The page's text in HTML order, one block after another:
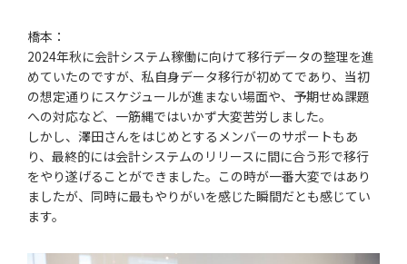
橋本：
2024年秋に会計システム稼働に向けて移行データの整理を進
めていたのですが、私自身データ移行が初めてであり、当初
の想定通りにスケジュールが進まない場面や、予期せぬ課題
への対応など、一筋縄ではいかず大変苦労しました。
しかし、澤田さんをはじめとするメンバーのサポートもあ
り、最終的には会計システムのリリースに間に合う形で移行
をやり遂げることができました。この時が一番大変ではあり
ましたが、同時に最もやりがいを感じた瞬間だとも感じてい
ます。